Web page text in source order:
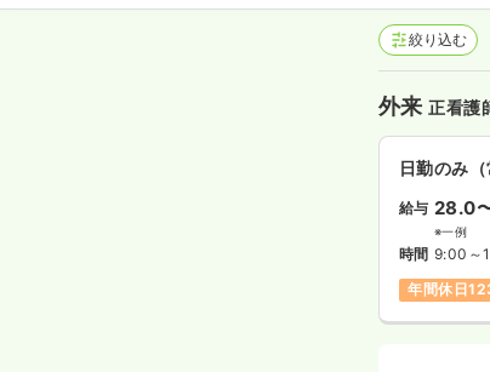
絞り込む
外来正看護
日勤のみ（
給与 28.0
※一例
時間 9:00～
年間休日